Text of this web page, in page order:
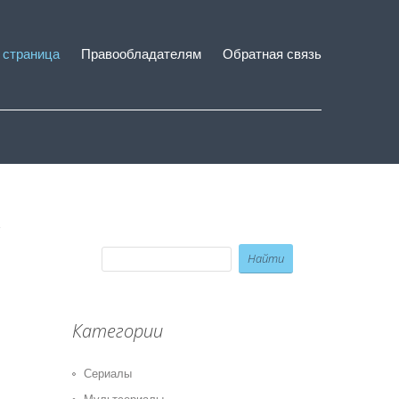
Правообладателям Обратная связь
Категории
Сериалы